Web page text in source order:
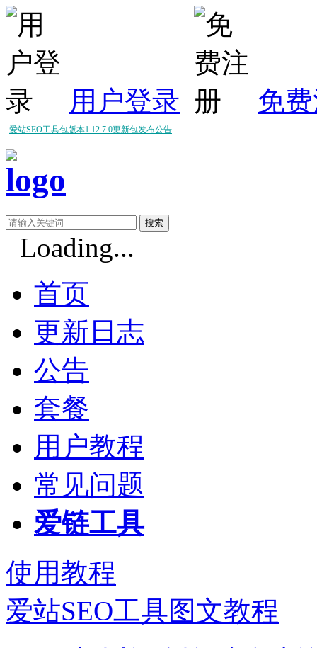
用户登录 免
爱站SEO工具包版本1.12.7.0更新包发布公告
爱站SEO工具包版本1.12.5.0更新包发布公告
Loading...
首页
更新日志
公告
套餐
用户教程
常见问题
爱链工具
使用教程
爱站SEO工具图文教程